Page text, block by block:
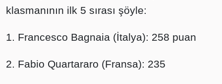
klasmanının ilk 5 sırası şöyle:
1. Francesco Bagnaia (İtalya): 258 puan
2. Fabio Quartararo (Fransa): 235